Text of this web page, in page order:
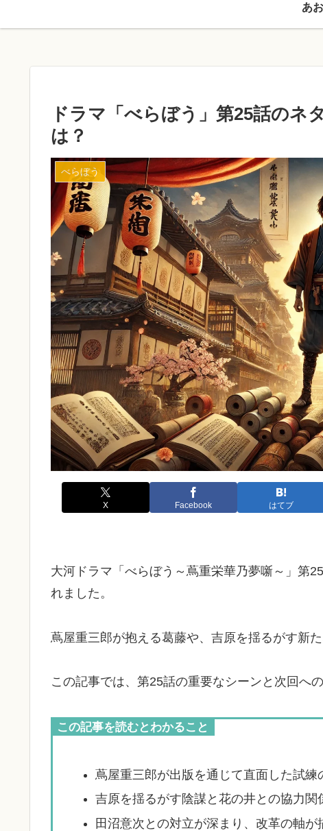
あ
ドラマ「べらぼう」第25話のネ
は？
べらぼう
X Facebook はてブ
大河ドラマ「べらぼう～蔦重栄華乃夢噺～」第
れました。
蔦屋重三郎が抱える葛藤や、吉原を揺るがす新
この記事では、第25話の重要なシーンと次回へ
この記事を読むとわかること
蔦屋重三郎が出版を通じて直面した試練
吉原を揺るがす陰謀と花の井との協力関
田沼意次との対立が深まり、改革の軸が